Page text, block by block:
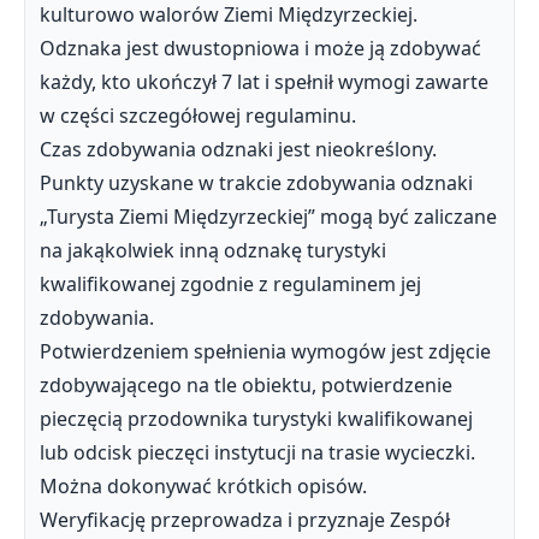
kulturowo walorów Ziemi Międzyrzeckiej.
Odznaka jest dwustopniowa i może ją zdobywać
każdy, kto ukończył 7 lat i spełnił wymogi zawarte
w części szczegółowej regulaminu.
Czas zdobywania odznaki jest nieokreślony.
Punkty uzyskane w trakcie zdobywania odznaki
„Turysta Ziemi Międzyrzeckiej” mogą być zaliczane
na jakąkolwiek inną odznakę turystyki
kwalifikowanej zgodnie z regulaminem jej
zdobywania.
Potwierdzeniem spełnienia wymogów jest zdjęcie
zdobywającego na tle obiektu, potwierdzenie
pieczęcią przodownika turystyki kwalifikowanej
lub odcisk pieczęci instytucji na trasie wycieczki.
Można dokonywać krótkich opisów.
Weryfikację przeprowadza i przyznaje Zespół